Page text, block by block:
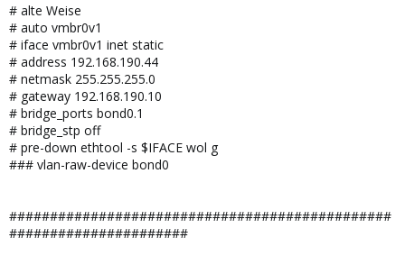
# alte Weise
# auto vmbr0v1
# iface vmbr0v1 inet static
# address 192.168.190.44
# netmask 255.255.255.0
# gateway 192.168.190.10
# bridge_ports bond0.1
# bridge_stp off
# pre-down ethtool -s $IFACE wol g
### vlan-raw-device bond0
###############################################
######################